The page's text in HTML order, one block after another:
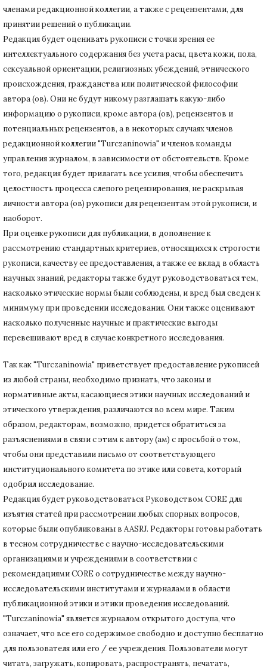
членами редакционной коллегии, а также с рецензентами, для
принятии решений о публикации.
Редакция будет оценивать рукописи с точки зрения ее
интеллектуального содержания без учета расы, цвета кожи, пола,
сексуальной ориентации, религиозных убеждений, этнического
происхождения, гражданства или политической философии
автора (ов). Они не будут никому разглашать какую-либо
информацию о рукописи, кроме автора (ов), рецензентов и
потенциальных рецензентов, а в некоторых случаях членов
редакционной коллегии "Turczaninowia" и членов команды
управления журналом, в зависимости от обстоятельств. Кроме
того, редакция будет прилагать все усилия, чтобы обеспечить
целостность процесса слепого рецензирования, не раскрывая
личности автора (ов) рукописи для рецензентам этой рукописи, и
наоборот.
При оценке рукописи для публикации, в дополнение к
рассмотрению стандартных критериев, относящихся к строгости
рукописи, качеству ее предоставления, а также ее вклад в область
научных знаний, редакторы также будут руководствоваться тем,
насколько этические нормы были соблюдены, и вред был сведен к
минимуму при проведении исследования. Они также оценивают
насколько полученные научные и практические выгоды
перевешивают вред в случае конкретного исследования.
Так как "Turczaninowia" приветствует предоставление рукописей
из любой страны, необходимо признать, что законы и
нормативные акты, касающиеся этики научных исследований и
этического утверждения, различаются во всем мире. Таким
образом, редакторам, возможно, придется обратиться за
разъяснениями в связи с этим к автору (ам) с просьбой о том,
чтобы они представили письмо от соответствующего
институционального комитета по этике или совета, который
одобрил исследование.
Редакция будет руководствоваться Руководством CORE для
изъятия статей при рассмотрении любых спорных вопросов,
которые были опубликованы в AASRJ. Редакторы готовыработать
в тесном сотрудничестве с научно-исследовательскими
организациями и учреждениями в соответствии с
рекомендациями CORE о сотрудничестве между научно-
исследовательскими институтами и журналами в области
публикационной этики и этики проведения исследований.
"Turczaninowia" является журналом открытого доступа, что
означает, что все его содержимое свободно и доступно бесплатно
для пользователя или его / ее учреждения. Пользователи могут
читать, загружать, копировать, распространять, печатать,